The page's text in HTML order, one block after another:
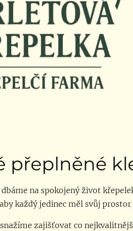
přeplněné
na spokojený život
každý jedinec měl svůj
zajišťovat co